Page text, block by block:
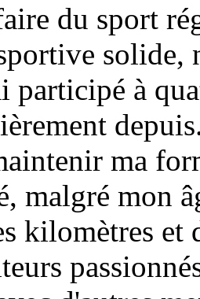
du sport
solide,
participé à
ma
malgré mon
kilomètres et